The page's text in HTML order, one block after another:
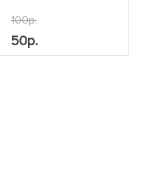
100р.
50р.